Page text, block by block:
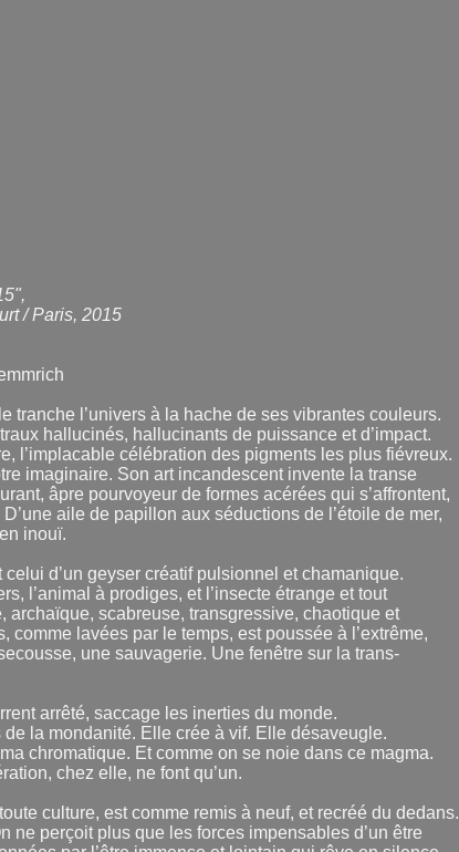
/ Paris, 2015
tranche l’univers à la hache de ses vibrantes couleurs.
hallucinés, hallucinants de puissance et d’impact.
l’implacable célébration des pigments les plus fiévreux.
imaginaire. Son art incandescent invente la transe
âpre pourvoyeur de formes acérées qui s’affrontent,
aile de papillon aux séductions de l’étoile de mer,
inouï.
celui d’un geyser créatif pulsionnel et chamanique.
l’animal à prodiges, et l’insecte étrange et tout
archaïque, scabreuse, transgressive, chaotique et
comme lavées par le temps, est poussée à l’extrême,
une sauvagerie. Une fenêtre sur la trans-
arrêté, saccage les inerties du monde.
la mondanité. Elle crée à vif. Elle désaveugle.
chromatique. Et comme on se noie dans ce magma.
chez elle, ne font qu’un.
culture, est comme remis à neuf, et recréé du dedans.
ne perçoit plus que les forces impensables d’un être